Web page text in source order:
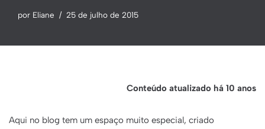
por Eliane 25 de julho de 2015
Conteúdo atualizado há 10 anos
Aqui no blog tem um espaço muito especial, criado